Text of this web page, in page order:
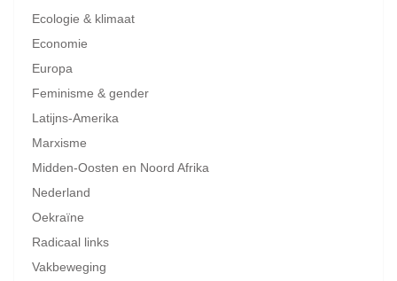
Ecologie & klimaat
Economie
Europa
Feminisme & gender
Latijns-Amerika
Marxisme
Midden-Oosten en Noord Afrika
Nederland
Oekraïne
Radicaal links
Vakbeweging